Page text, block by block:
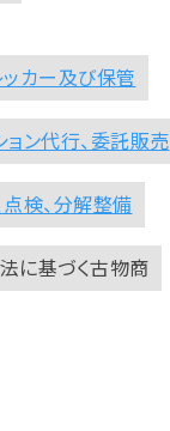
カー及び保管
ン代行、委託販売
点検、分解整備
に基づく古物商